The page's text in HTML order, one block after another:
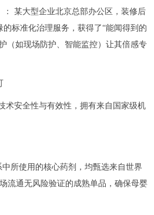
： 某大型企业北京总部办公区，装修后
标准化治理服务，获得了“能闻得到的
（如现场防护、智能监控）让其倍感专
术安全性与有效性，拥有来自国家级机
所使用的核心药剂，均甄选来自世界
流通无风险验证的成熟单品，确保母婴